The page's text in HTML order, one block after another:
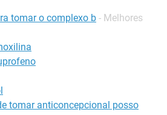
tomar o complexo b - Melhores
tomar anticoncepcional posso